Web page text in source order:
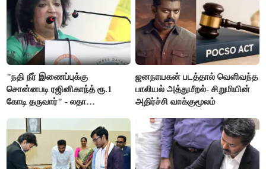
"நதி நீர் இணைப்புக்கு
சொன்னபடி ரஜினிகாந்த் ரூ.1
கோடி தருவார்" - லதா
ஜனநாயகன் படத்தால் வெளிவந்த
பாலியல் அத்துமீறல்- சிறுமியின்
அதிர்ச்சி வாக்குமூலம்